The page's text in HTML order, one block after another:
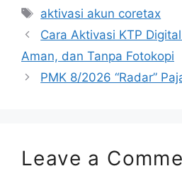
Tags
aktivasi akun coretax
Cara Aktivasi KTP
Aman, dan Tanpa Fotokopi
PMK 8/2026 “Radar”
Leave a